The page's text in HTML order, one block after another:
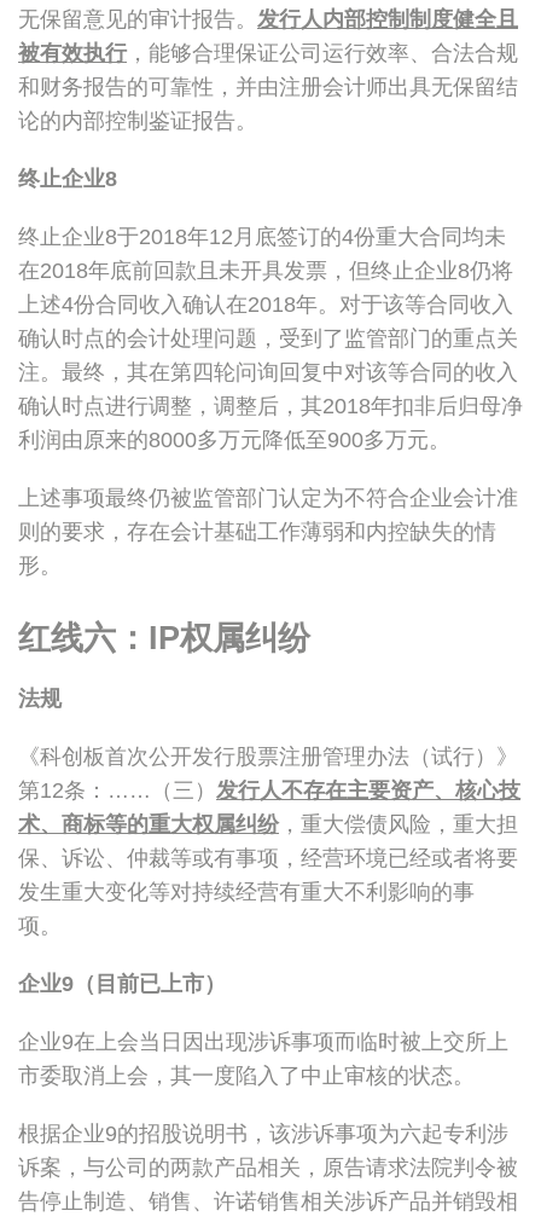
无保留意见的审计报告。 发行人内部控制制度健全且
被有效执行 ，能够合理保证公司运行效率、合法合规
和财务报告的可靠性，并由注册会计师出具无保留结
论的内部控制鉴证报告。
终止企业8
终止企业8于2018年12月底签订的4份重大合同均未
在2018年底前回款且未开具发票，但终止企业8仍将
上述4份合同收入确认在2018年。对于该等合同收入
确认时点的会计处理问题，受到了监管部门的重点关
注。最终，其在第四轮问询回复中对该等合同的收入
确认时点进行调整，调整后，其2018年扣非后归母净
利润由原来的8000多万元降低至900多万元。
上述事项最终仍被监管部门认定为不符合企业会计准
则的要求，存在会计基础工作薄弱和内控缺失的情
形。
红线六：IP权属纠纷
法规
《科创板首次公开发行股票注册管理办法（试行）》
第12条：……（三） 发行人不存在主要资产、核心技
术、商标等的重大权属纠纷，重大偿债风险，重大担
保、诉讼、仲裁等或有事项，经营环境已经或者将要
发生重大变化等对持续经营有重大不利影响的事
项。
企业9 （目前已上市）
企业9在上会当日因出现涉诉事项而临时被上交所上
市委取消上会，其一度陷入了中止审核的状态。
根据企业9的招股说明书，该涉诉事项为六起专利涉
诉案，与公司的两款产品相关，原告请求法院判令被
告停止制造、销售、许诺销售相关涉诉产品并销毁相